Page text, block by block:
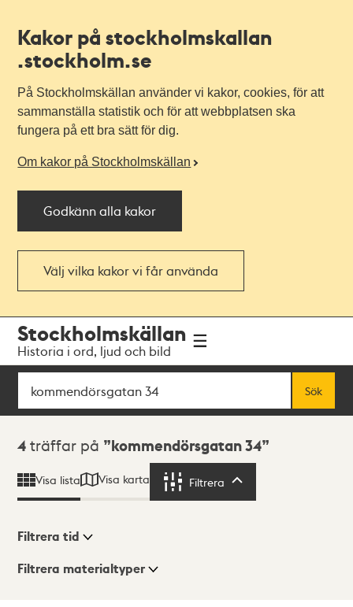
Kakor på stockholmskallan
.stockholm.se
På Stockholmskällan använder vi kakor, cookies, för att
sammanställa statistik och för att webbplatsen ska
fungera på ett bra sätt för dig.
Om kakor på Stockholmskällan
Godkänn alla kakor
Välj vilka kakor vi får använda
navigationen
huvudinnehållet
Stockholmskällan
Historia i ord, ljud och bild
Sök
Sök
Sökresultat
4 träffar på kommendörsgatan 34
Visa lista Visa karta Filtrera
Visningsläge
Filtrera tid
Filtrera materialtyper